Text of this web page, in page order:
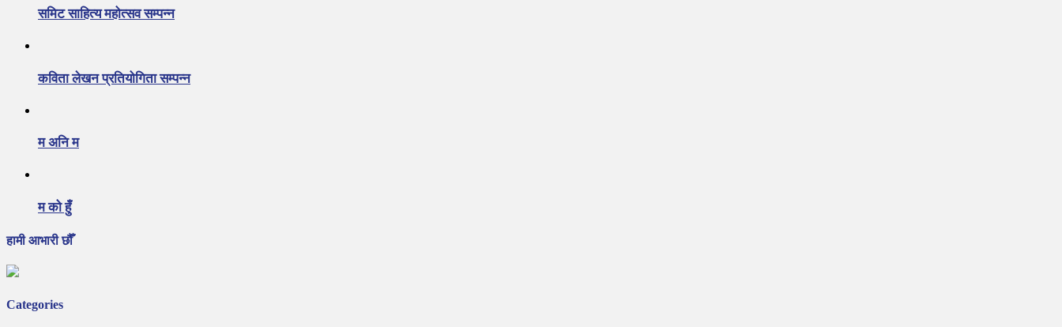
समिट साहित्य महोत्सव सम्पन्न
कविता लेखन प्रतियोगिता सम्पन्न
म अनि म
म को हुँ
हामी आभारी छौँ
Categories